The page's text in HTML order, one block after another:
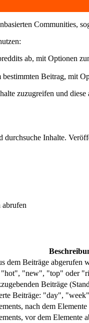
Communities,
ab, mit Optionen
Beitrag, mit
zuzugreifen und
Inhalte.
abrufen
dem Beiträge abgerufen
"hot", "new", "top" oder
Beiträge
Beiträge: "day",
nach dem
vor dem Elemente